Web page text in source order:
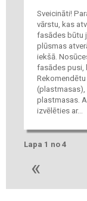
Sveicināti!
vārstu, kas
fasādes būtu
plūsmas
iekšā.
fasādes pusi,
(plastmasas),
plastmasas.
izvēlēties ar...
Lapa 1 no 4
«